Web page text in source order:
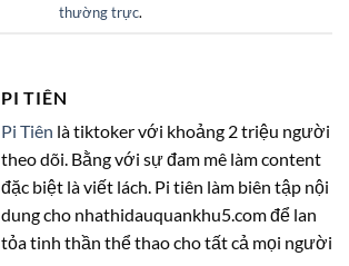
thường trực.
PI TIÊN
Pi Tiên là tiktoker với khoảng 2 triệu người
theo dõi. Bằng với sự đam mê làm content
đặc biệt là viết lách. Pi tiên làm biên tập nội
dung cho nhathidauquankhu5.com để lan
tỏa tinh thần thể thao cho tất cả mọi người